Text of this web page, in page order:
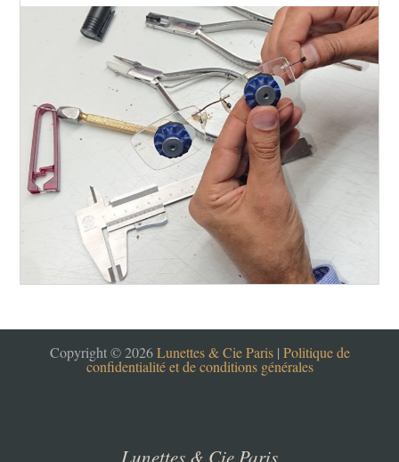
Copyright © 2026Lunettes & Cie Paris | Politique de
confidentialité et de conditions générales
Lunettes & Cie Paris